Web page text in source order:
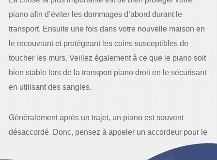
piano afin d’éviter les dommages d’abord durant le
transport. Ensuite une fois dans votre nouvelle maison en
le recouvrant et protégeant les coins susceptibles de
toucher les murs. Veillez également à ce que le piano soit
bien stable lors de la transport piano droit en le sécurisant
en utilisant des sangles.
Généralement après un trajet, un piano est souvent
désaccordé. Donc, pensez à appeler un accordeur pour le